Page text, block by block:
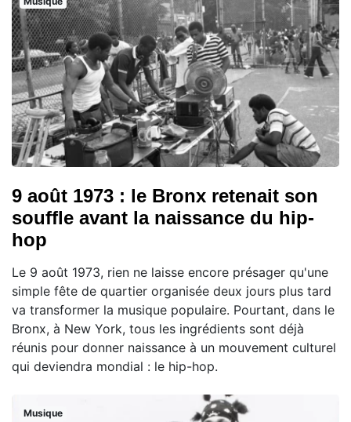
9 août 1973 : le Bronx retenait son
souffle avant la naissance du hip-
hop
Le 9 août 1973, rien ne laisse encore présager qu'une
simple fête de quartier organisée deux jours plus tard
va transformer la musique populaire. Pourtant, dans le
Bronx, à New York, tous les ingrédients sont déjà
réunis pour donner naissance à un mouvement culturel
qui deviendra mondial : le hip-hop.
Musique